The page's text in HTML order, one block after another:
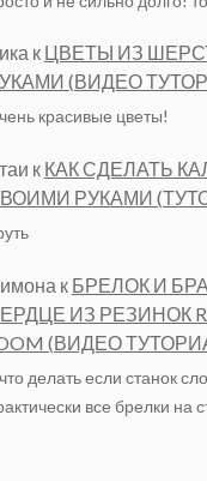
к ЦВЕТЫ ИЗ
(ВИДЕО
красивые цветы!
к КАК СДЕЛАТЬ
РУКАМИ
к БРЕЛОК И
ИЗ РЕЗИНОК
(ВИДЕО
делать если станок
все брелки на